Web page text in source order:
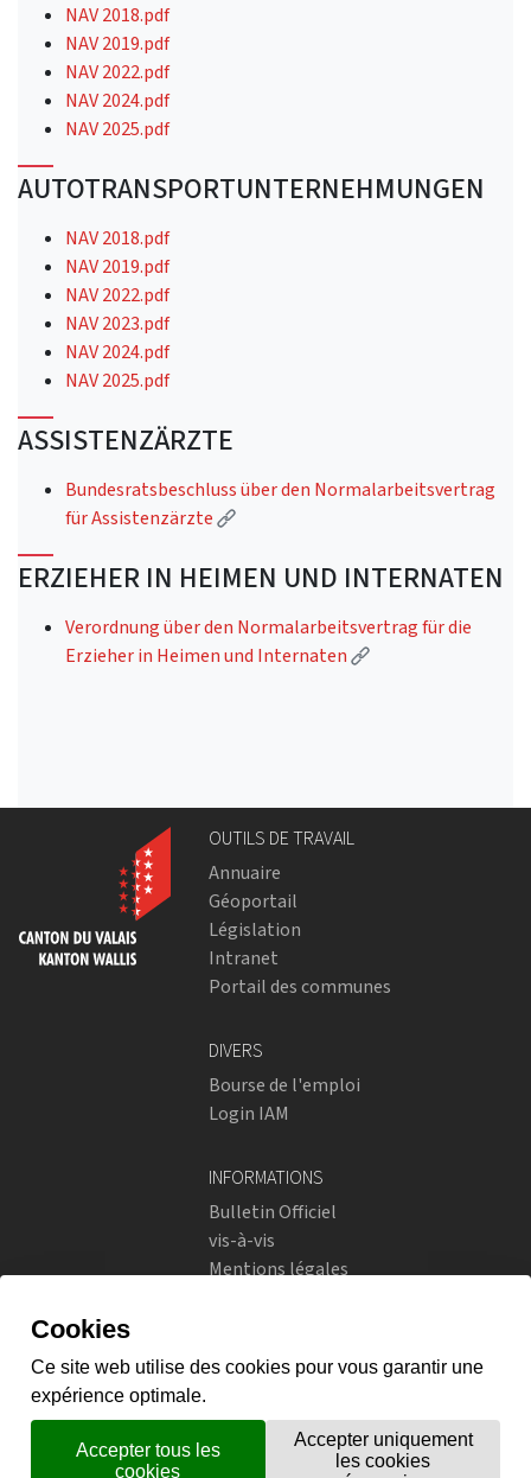
NAV 2018.pdf
NAV 2019.pdf
NAV 2022.pdf
NAV 2024.pdf
NAV 2025.pdf
AUTOTRANSPORTUNTERNEHMUNGEN
NAV 2018.pdf
NAV 2019.pdf
NAV 2022.pdf
NAV 2023.pdf
NAV 2024.pdf
NAV 2025.pdf
ASSISTENZÄRZTE
Bundesratsbeschluss über den Normalarbeitsvertrag
für Assistenzärzte
(External link)
ERZIEHER IN HEIMEN UND INTERNATEN
Verordnung über den Normalarbeitsvertrag für die
Erzieher in Heimen und Internaten
(External link)
OUTILS DE TRAVAIL
Annuaire
Géoportail
Législation
Intranet
Portail des communes
DIVERS
Bourse de l'emploi
Login IAM
INFORMATIONS
Bulletin Officiel
vis-à-vis
Mentions légales
Instagram
flickr